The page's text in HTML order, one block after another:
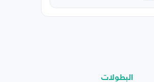
البطولات